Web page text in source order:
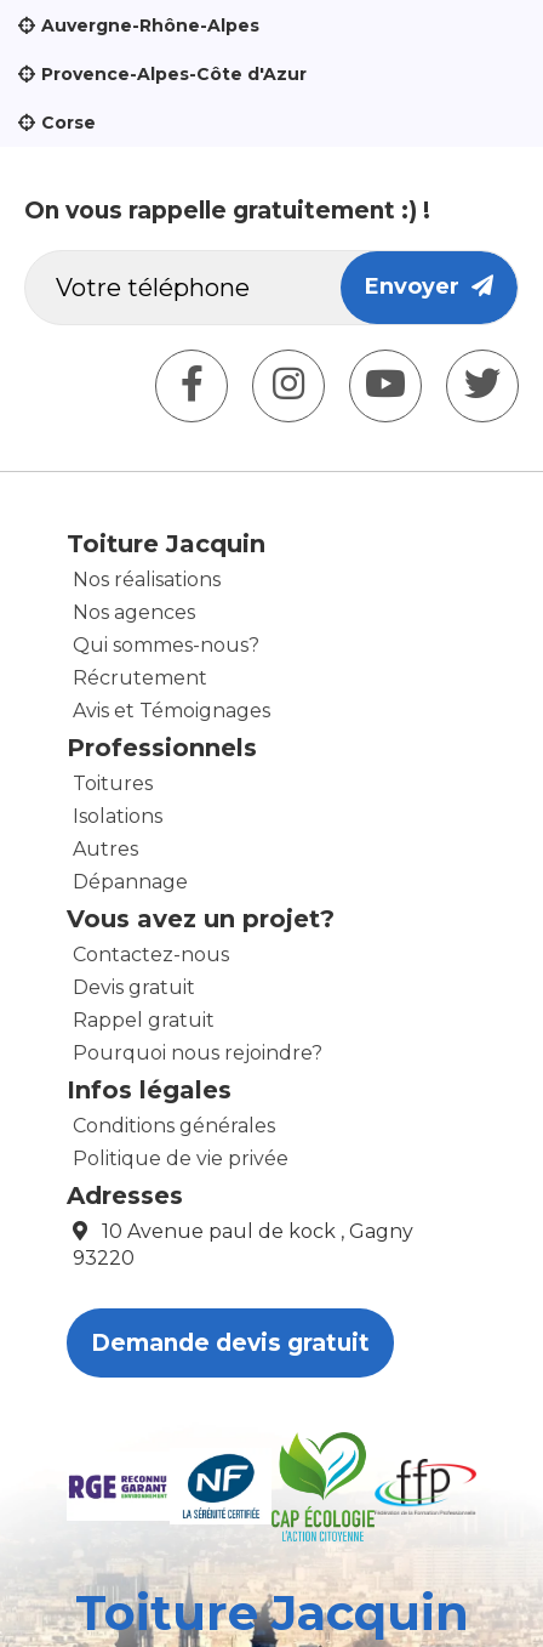
Auvergne-Rhône-Alpes
Provence-Alpes-Côte d'Azur
Corse
On vous rappelle gratuitement :) !
Envoyer
Toiture Jacquin
Nos réalisations
Nos agences
Qui sommes-nous?
Récrutement
Avis et Témoignages
Professionnels
Toitures
Isolations
Autres
Dépannage
Vous avez un projet?
Contactez-nous
Devis gratuit
Rappel gratuit
Pourquoi nous rejoindre?
Infos légales
Conditions générales
Politique de vie privée
Adresses
10 Avenue paul de kock , Gagny
93220
Demande devis gratuit
Toiture Jacquin